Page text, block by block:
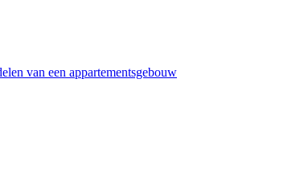
van een appartementsgebouw